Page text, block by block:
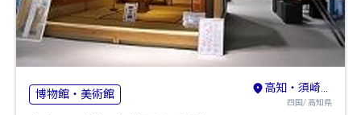
博物館・美術館 高知・須崎・南国
四国/ 高知県